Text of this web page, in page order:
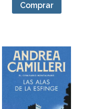
Comprar